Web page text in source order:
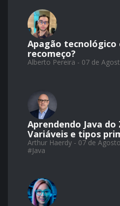
Apagão tecnológico
recomeço?
Alberto Pereira - 07 de
Aprendendo Java
Variáveis e tipos
Arthur Haerdy - 07 de Agosto
#Java